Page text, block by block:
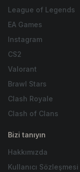
League of Legends
EA Games
Instagram
CS2
Valorant
Brawl Stars
Clash Royale
Clash of Clans
Bizi tanıyın
Hakkımızda
Kullanıcı Sözleşmesi